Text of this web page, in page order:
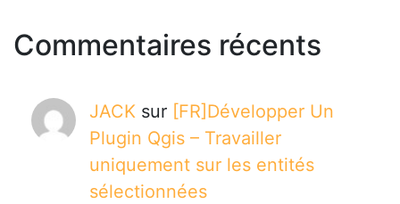
Commentaires récents
JACK sur [FR]Développer Un
Plugin Qgis – Travailler
uniquement sur les entités
sélectionnées